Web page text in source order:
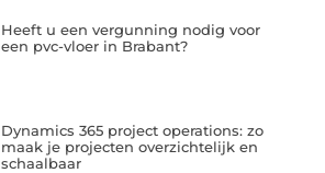
Heeft u een vergunning nodig voor
een pvc-vloer in Brabant?
Dynamics 365 project operations: zo
maak je projecten overzichtelijk en
schaalbaar